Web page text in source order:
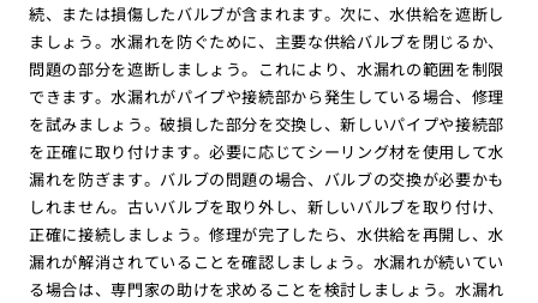
続、または損傷したバルブが含まれます。次に、水供給を遮断し
ましょう。水漏れを防ぐために、主要な供給バルブを閉じるか、
問題の部分を遮断しましょう。これにより、水漏れの範囲を制限
できます。水漏れがパイプや接続部から発生している場合、修理
を試みましょう。破損した部分を交換し、新しいパイプや接続部
を正確に取り付けます。必要に応じてシーリング材を使用して水
漏れを防ぎます。バルブの問題の場合、バルブの交換が必要かも
しれません。古いバルブを取り外し、新しいバルブを取り付け、
正確に接続しましょう。修理が完了したら、水供給を再開し、水
漏れが解消されていることを確認しましょう。水漏れが続いてい
る場合は、専門家の助けを求めることを検討しましょう。水漏れ